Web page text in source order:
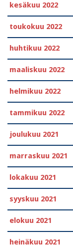
kesäkuu 2022
toukokuu 2022
huhtikuu 2022
maaliskuu 2022
helmikuu 2022
tammikuu 2022
joulukuu 2021
marraskuu 2021
lokakuu 2021
syyskuu 2021
elokuu 2021
heinäkuu 2021